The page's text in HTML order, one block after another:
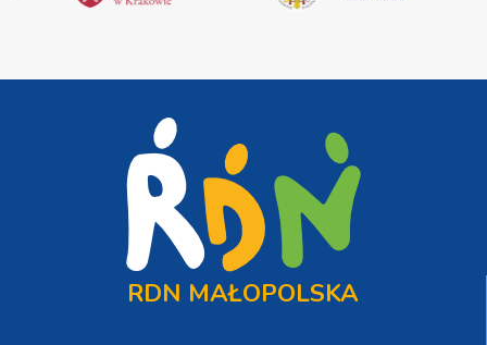
RDN MAŁOPOLSKA